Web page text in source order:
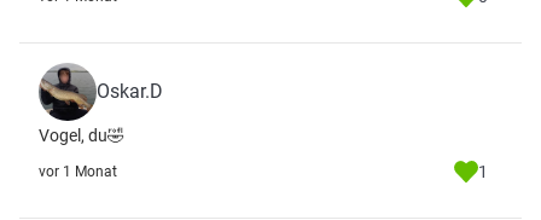
Oskar.D
Vogel, du🤣
vor 1 Monat 1